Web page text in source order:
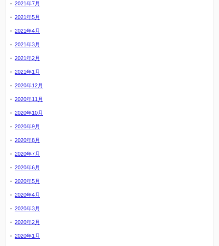
2021年7月
2021年5月
2021年4月
2021年3月
2021年2月
2021年1月
2020年12月
2020年11月
2020年10月
2020年9月
2020年8月
2020年7月
2020年6月
2020年5月
2020年4月
2020年3月
2020年2月
2020年1月